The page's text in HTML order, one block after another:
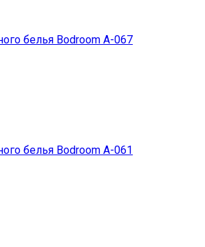
белья Bodroom A-067
белья Bodroom A-061